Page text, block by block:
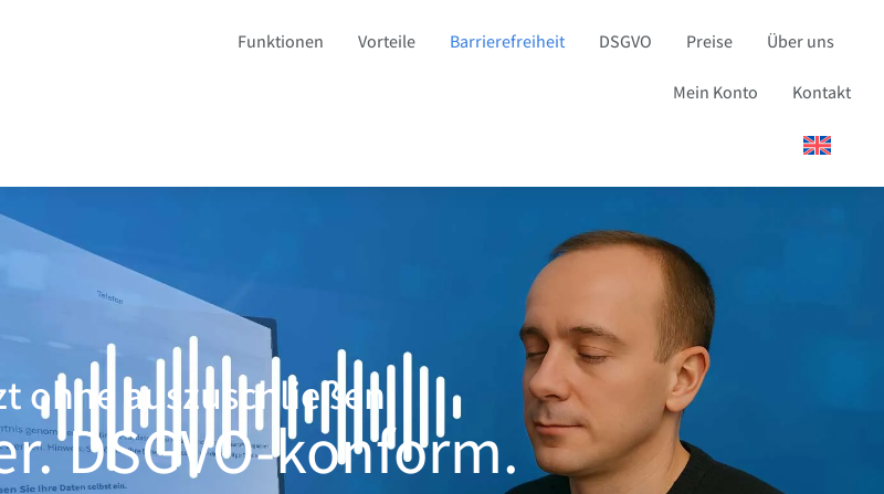
Funktionen Vorteile Barrierefreiheit DSGVO Preise Über uns
Mein Konto Kontakt
ohne auszuschließen.
DSGVO-konform.